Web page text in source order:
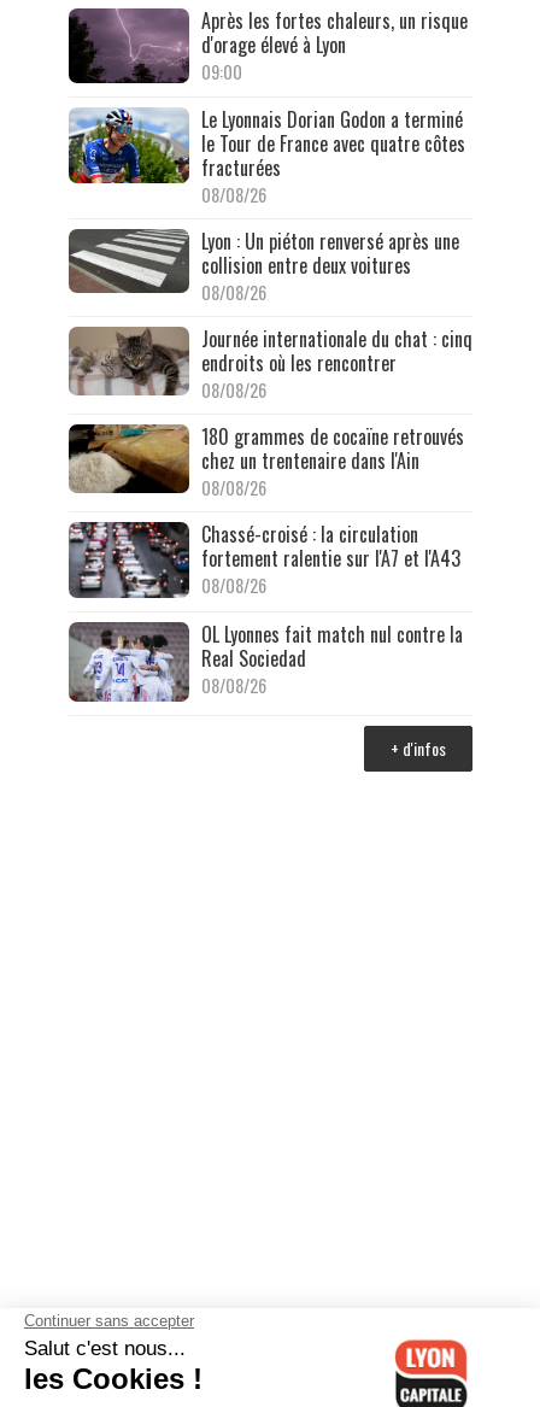
Après les fortes chaleurs, un risque
d'orage élevé à Lyon
09:00
Le Lyonnais Dorian Godon a terminé
le Tour de France avec quatre côtes
fracturées
08/08/26
Lyon : Un piéton renversé après une
collision entre deux voitures
08/08/26
Journée internationale du chat : cinq
endroits où les rencontrer
08/08/26
180 grammes de cocaïne retrouvés
chez un trentenaire dans l'Ain
08/08/26
Chassé-croisé : la circulation
fortement ralentie sur l'A7 et l'A43
08/08/26
OL Lyonnes fait match nul contre la
Real Sociedad
08/08/26
+ d'infos